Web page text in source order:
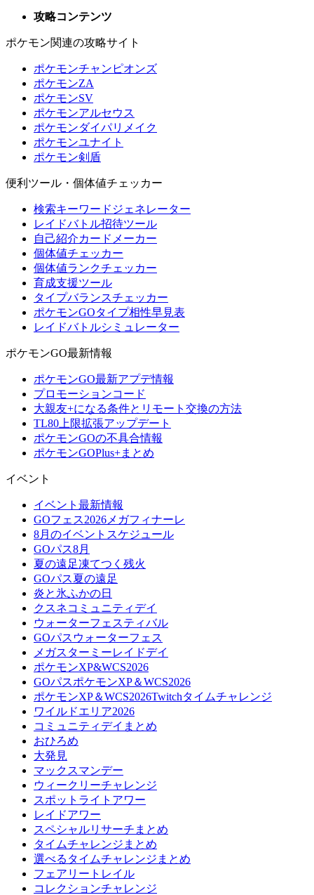
攻略コンテンツ
ポケモン関連の攻略サイト
ポケモンチャンピオンズ
ポケモンZA
ポケモンSV
ポケモンアルセウス
ポケモンダイパリメイク
ポケモンユナイト
ポケモン剣盾
便利ツール・個体値チェッカー
検索キーワードジェネレーター
レイドバトル招待ツール
自己紹介カードメーカー
個体値チェッカー
個体値ランクチェッカー
育成支援ツール
タイプバランスチェッカー
ポケモンGOタイプ相性早見表
レイドバトルシミュレーター
ポケモンGO最新情報
ポケモンGO最新アプデ情報
プロモーションコード
大親友+になる条件とリモート交換の方法
TL80上限拡張アップデート
ポケモンGOの不具合情報
ポケモンGOPlus+まとめ
イベント
イベント最新情報
GOフェス2026メガフィナーレ
8月のイベントスケジュール
GOパス8月
夏の遠足凍てつく残火
GOパス夏の遠足
炎と氷ふかの日
クスネコミュニティデイ
ウォーターフェスティバル
GOパスウォーターフェス
メガスターミーレイドデイ
ポケモンXP&WCS2026
GOパスポケモンXP＆WCS2026
ポケモンXP＆WCS2026Twitchタイムチャレンジ
ワイルドエリア2026
コミュニティデイまとめ
おひろめ
大発見
マックスマンデー
ウィークリーチャレンジ
スポットライトアワー
レイドアワー
スペシャルリサーチまとめ
タイムチャレンジまとめ
選べるタイムチャレンジまとめ
フェアリートレイル
コレクションチャレンジ